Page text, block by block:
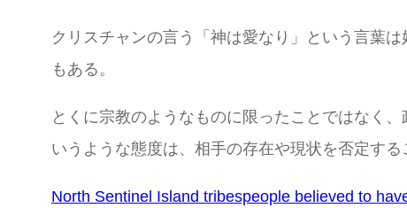
クリスチャンの言う「神は愛なり」という言葉
もある。
とくに宗教のようなものに限ったことではなく
いうような態度は、相手の存在や現状を否定する
North Sentinel Island tribespeople believed to